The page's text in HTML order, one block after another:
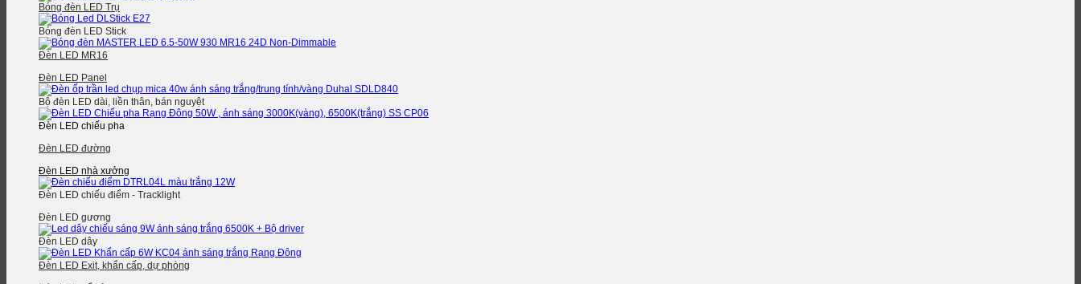
Bóng đèn LED Trụ
Bóng đèn LED Stick
Đèn LED MR16
Đèn LED Panel
Bộ đèn LED dài, liền thân, bán nguyệt
Đèn LED chiếu pha
Đèn LED đường
Đèn LED nhà xưởng
Đèn LED chiếu điểm - Tracklight
Đèn LED gương
Đèn LED dây
Đèn LED Exit, khẩn cấp, dự phòng